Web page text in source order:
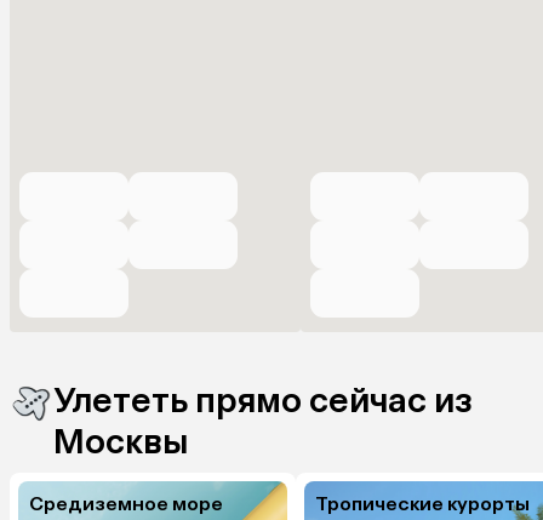
Улететь прямо сейчас из
Москвы
Средиземное море Тропические курорты